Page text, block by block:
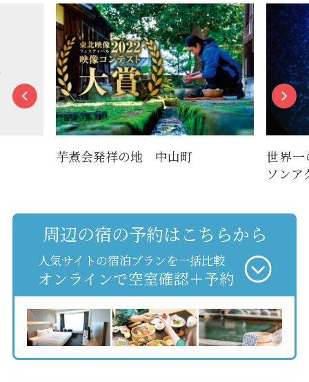
芋煮会発祥の地 中山町
世界
ソンア
周辺の宿の予約はこちらから
人気サイトの宿泊プランを一括比較
オンラインで空室確認＋予約